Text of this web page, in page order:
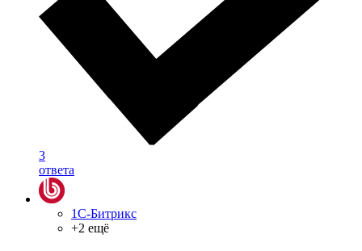
3
ответа
1С-Битрикс
+2 ещё